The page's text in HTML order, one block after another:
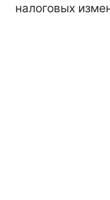
налоговых